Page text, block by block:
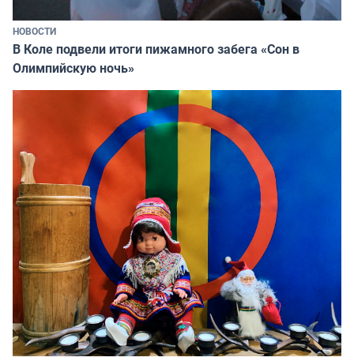
НОВОСТИ
В Коле подвели итоги пижамного забега «Сон в
Олимпийскую ночь»